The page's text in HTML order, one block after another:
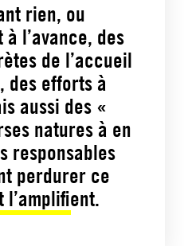
rien, ou
l’avance, des
de l’accueil
des efforts à
aussi des «
natures à en
responsables
perdurer ce
l’amplifient.